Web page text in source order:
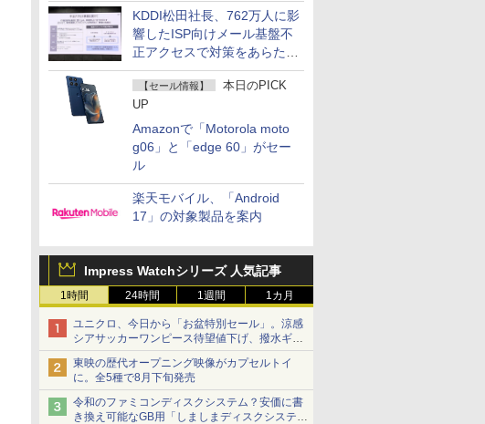
KDDI松田社長、762万人に影
響したISP向けメール基盤不
正アクセスで対策をあらため
て説明
【セール情報】
本日のPICK
UP
Amazonで「Motorola moto
g06」と「edge 60」がセー
ル
楽天モバイル、「Android
17」の対象製品を案内
Impress Watchシリーズ 人気記事
1時間 24時間 1週間 1カ月
ユニクロ、今日から「お盆特別セール」。涼感
シアサッカーワンピース待望値下げ、撥水ギア
ショーツは1990円に
東映の歴代オープニング映像がカプセルトイ
に。全5種で8月下旬発売
令和のファミコンディスクシステム？安価に書
き換え可能なGB用「しましまディスクシステ